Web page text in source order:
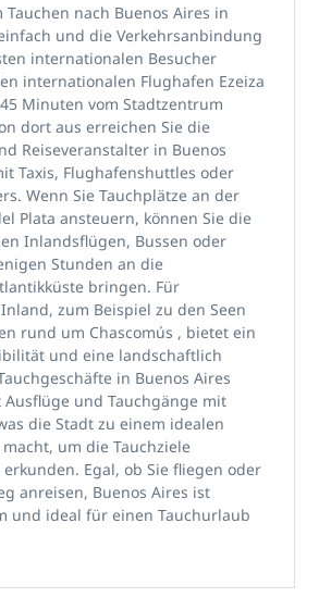
Tauchen nach Buenos Aires in
und die Verkehrsanbindung
internationalen Besucher
internationalen Flughafen Ezeiza
Minuten vom Stadtzentrum
dort aus erreichen Sie die
Reiseveranstalter in Buenos
Taxis, Flughafenshuttles oder
Wenn Sie Tauchplätze an der
Plata ansteuern, können Sie die
Inlandsflügen, Bussen oder
Stunden an die
bringen. Für
zum Beispiel zuden Seen
rund um Chascomús , bietet ein
und eine landschaftlich
in Buenos Aires
Ausflüge und Tauchgänge mit
die Stadt zu einem idealen
macht, umdie Tauchziele
erkunden. Egal, ob Sie fliegen oder
anreisen, Buenos Aires ist
und ideal für einenTauchurlaub